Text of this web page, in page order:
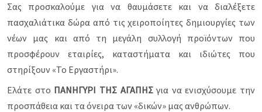
Σας προσκαλούμε για να θαυμάσετε και να διαλέξετε
πασχαλιάτικα δώρα από τις χειροποίητες δημιουργίες των
νέων μας και από τη μεγάλη συλλογή προϊόντων που
προσφέρουν εταιρίες, καταστήματα και ιδιώτες που
στηρίξουν «Το Εργαστήρι».
Ελάτε στο ΠΑΝΗΓΥΡΙ ΤΗΣ ΑΓΑΠΗΣγια ναενισχύσουμε την
προσπάθεια και τα όνειρα των «δικών» μας ανθρώπων.